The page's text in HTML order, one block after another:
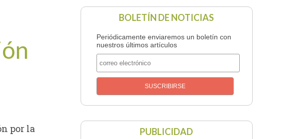
por la
BOLETÍN DE NOTICIAS
Periódicamente enviaremos un boletín con
nuestros últimos artículos
PUBLICIDAD